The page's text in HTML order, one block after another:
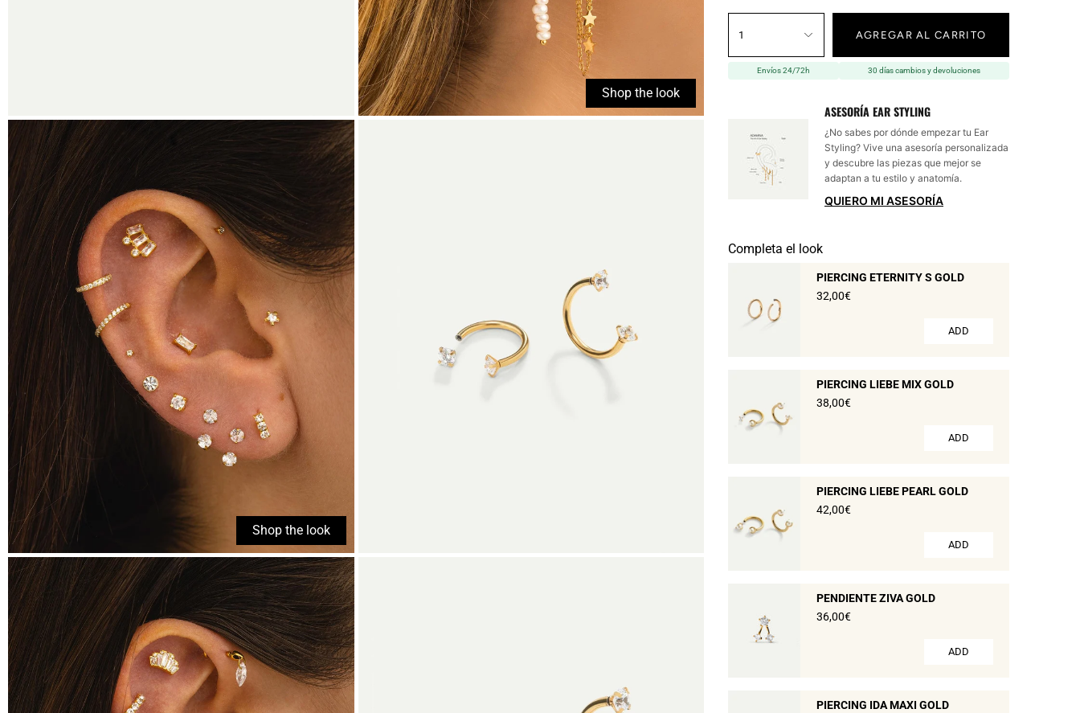
Shop the look
Shop the look
1 AGREGAR AL CARRITO
Envíos 24/72h 30 días cambios y devoluciones
ASESORÍA EAR STYLING
¿No sabes por dónde empezar tu Ear
Styling? Vive una asesoría personalizada
y descubre las piezas que mejor se
adaptan a tu estilo y anatomía.
QUIERO MI ASESORÍA
Completa el look
PIERCING ETERNITY S GOLD
32,00€
ADD
PIERCING LIEBE MIX GOLD
38,00€
ADD
PIERCING LIEBE PEARL GOLD
42,00€
ADD
PENDIENTE ZIVA GOLD
36,00€
ADD
PIERCING IDA MAXI GOLD